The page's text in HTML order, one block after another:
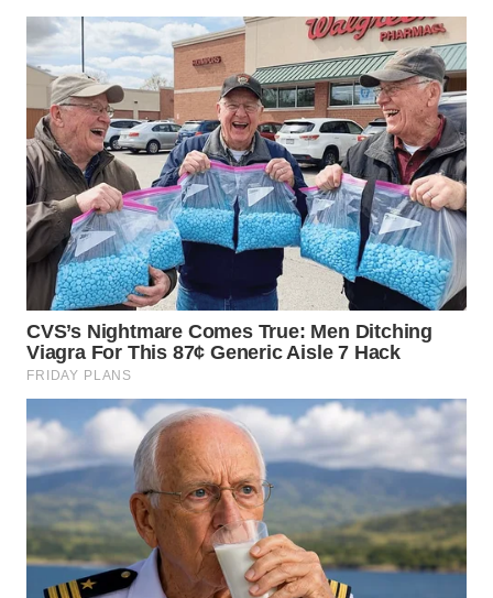
LANGKAT
WN
TAPANULI
SELATAN
WN
TANJUNG
LESUNG
WN
WN
SIMALUNGUN
WN
LABUHANBATU
WN
TAPANULI
TENGAH